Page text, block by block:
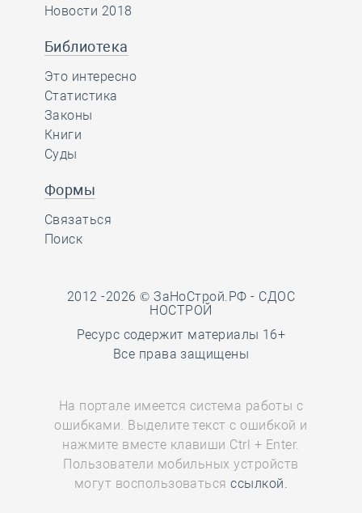
Новости 2018
Библиотека
Это интересно
Статистика
Законы
Книги
Суды
Формы
Связаться
Поиск
2012 -2026 © ЗаНоСтрой.РФ - СДОС
НОСТРОЙ
Ресурс содержит материалы 16+
Все права защищены
На портале имеется система работы с
ошибками. Выделите текст с ошибкой и
нажмите вместе клавиши Ctrl + Enter.
Пользователи мобильных устройств
могут воспользоватьсяссылкой.